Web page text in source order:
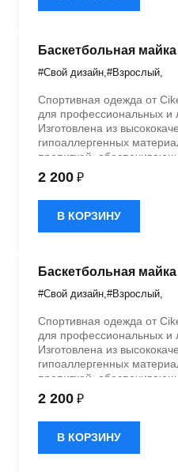
Баскетбольная
#Свой дизайн #Взрослый
Спортивная одежда от
для профессиональных и
Изготовлена из
гипоаллергенных
пропиткой,
быстрое влагоотведение.
эластичностью в 5
дизайном.
2 200 ₽
В КОРЗИНУ
Баскетбольная
#Свой дизайн #Взрослый
Спортивная одежда от
для профессиональных и
Изготовлена из
гипоаллергенных
пропиткой,
быстрое влагоотведение.
эластичностью в 5
дизайном.
2 200 ₽
В КОРЗИНУ